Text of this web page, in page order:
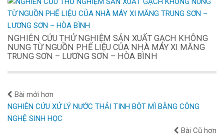
NGHIÊN CỨU THỬ NGHIỆM SẢN XUẤT GẠCH KHÔNG
NUNG TỪ NGUỒN PHẾ LIỆU CỦA NHÀ MÁY XI MĂNG
TRUNG SƠN – LƯƠNG SƠN – HÒA BÌNH
Bài mới hơn
NGHIÊN CỨU XỬ LÝ NƯỚC THẢI TINH BỘT MÌ BẰNG CÔNG
NGHỆ SINH HỌC
Bài Cũ hơn